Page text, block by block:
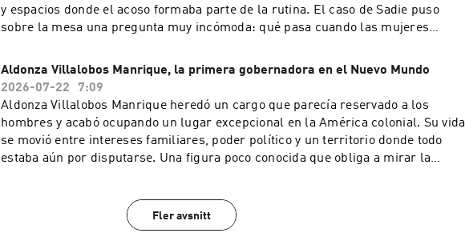
y espacios donde el acoso formaba parte de la rutina. El caso de Sadie puso
sobre la mesa una pregunta muy incómoda: qué pasa cuando las mujeres
canal National Geographic y en Disney +. Learn more about your ad choices.
Visit podcastchoices.com/adchoices
Aldonza Villalobos Manrique, la primera gobernadora en el Nuevo Mundo
2026-07-22
7:09
Aldonza Villalobos Manrique heredó un cargo que parecía reservado a los
hombres y acabó ocupando un lugar excepcional en la América colonial. Su vida
se movió entre intereses familiares, poder político y un territorio donde todo
estaba aún por disputarse. Una figura poco conocida que obliga a mirar la
podcastchoices.com/adchoicesFler avsnitt